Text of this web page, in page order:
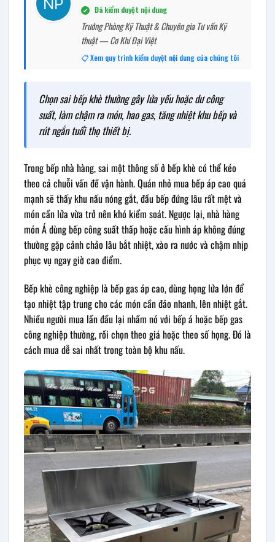
✔ Đã kiểm duyệt nội dung
Trưởng Phòng Kỹ Thuật & Chuyên gia Tư vấn Kỹ
thuật — Cơ Khí Đại Việt
📋 Xem quy trình kiểm duyệt nội dung của chúng tôi
Chọn sai bếp khè thường gây lửa yếu hoặc dư công
suất, làm chậm ra món, hao gas, tăng nhiệt khu bếp và
rút ngắn tuổi thọ thiết bị.
Trong bếp nhà hàng, sai một thông số ở bếp khè có thể kéo
theo cả chuỗi vấn đề vận hành. Quán nhỏ mua bếp áp cao quá
mạnh sẽ thấy khu nấu nóng gắt, đầu bếp đứng lâu rất mệt và
món cần lửa vừa trở nên khó kiểm soát. Ngược lại, nhà hàng
món Á dùng bếp công suất thấp hoặc cấu hình áp không đúng
thường gặp cảnh chảo lâu bắt nhiệt, xào ra nước và chậm nhịp
phục vụ ngay giờ cao điểm.
Bếp khè công nghiệp là bếp gas áp cao, dùng họng lửa lớn để
tạo nhiệt tập trung cho các món cần đảo nhanh, lên nhiệt gắt.
Nhiều người mua lần đầu lại nhầm nó với bếp á hoặc bếp gas
công nghiệp thường, rồi chọn theo giá hoặc theo số họng. Đó là
cách mua dễ sai nhất trong toàn bộ khu nấu.